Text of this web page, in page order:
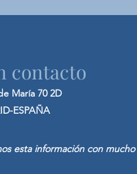
contacto
María70 2D
ESPAÑA
esta información con